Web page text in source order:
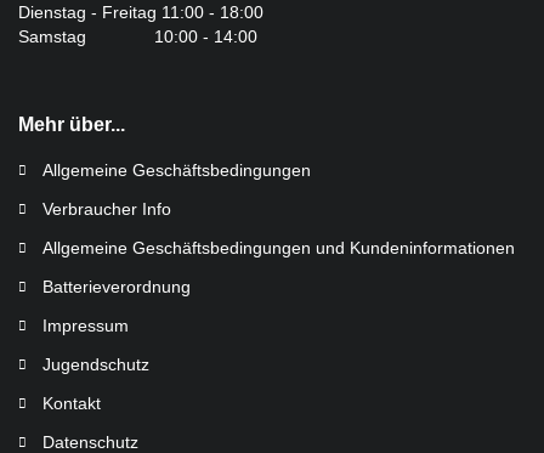
Dienstag - Freitag 11:00 - 18:00
Samstag 10:00 - 14:00
Mehr über...
Allgemeine Geschäftsbedingungen
Verbraucher Info
Allgemeine Geschäftsbedingungen und Kundeninformationen
Batterieverordnung
Impressum
Jugendschutz
Kontakt
Datenschutz